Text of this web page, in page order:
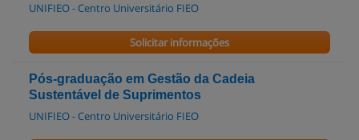
UNIFIEO - Centro Universitário FIEO
Solicitar informações
Pós-graduação em Gestão da Cadeia
Sustentável de Suprimentos
UNIFIEO - Centro Universitário FIEO